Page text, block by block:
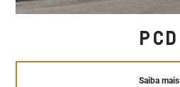
PCD
Saiba mais